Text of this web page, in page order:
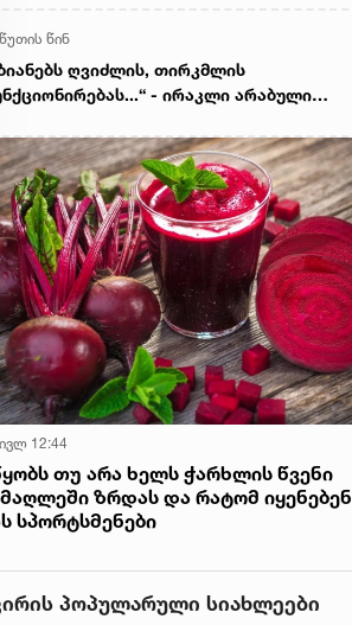
წინ
ღვიძლის, თირკმლის
- ირაკლი არაბული
12:44
თუ არა ხელს ჭარხლის წვენი
ზრდას და რატომ იყენებენ
სპორტსმენები
პოპულარული სიახლეები